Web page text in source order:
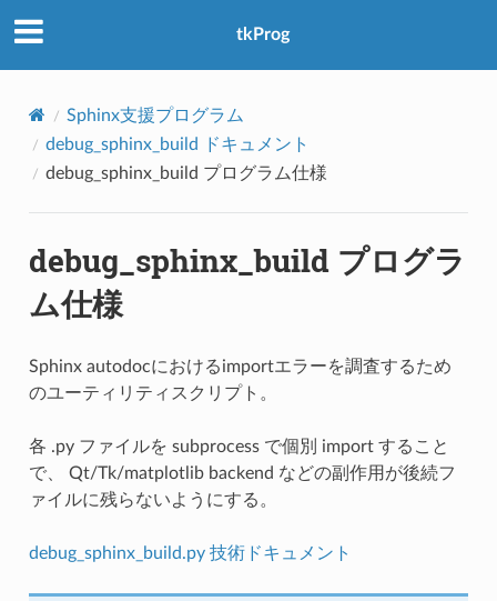
tkProg
Sphinx支援プログラム
debug_sphinx_build ドキュメント
debug_sphinx_build プログラム仕様
debug_sphinx_build プログラ
ム仕様
Sphinx autodocにおけるimportエラーを調査するため
のユーティリティスクリプト。
各 .py ファイルを subprocess で個別 import すること
で、 Qt/Tk/matplotlib backend などの副作用が後続フ
ァイルに残らないようにする。
debug_sphinx_build.py 技術ドキュメント
アクセス数：0